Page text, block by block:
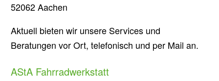
52062 Aachen
Aktuell bieten wir unsere Services und
Beratungen vor Ort, telefonisch und per Mail an.
AStA Fahrradwerkstatt